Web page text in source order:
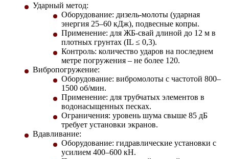
Ударный метод:
Оборудование: дизель-молоты (ударная
энергия 25–60 кДж), подвесные копры.
Применение: для ЖБ-свай длиной до 12 м в
плотных грунтах (IL ≤ 0,3).
Контроль: количество ударов на последнем
метре погружения – не более 120.
Вибропогружение:
Оборудование: вибромолоты с частотой 800–
1500 об/мин.
Применение: для трубчатых элементов в
водонасыщенных песках.
Ограничения: уровень шума свыше 85 дБ
требует установки экранов.
Вдавливание:
Оборудование: гидравлические установки с
усилием 400–600 кН.